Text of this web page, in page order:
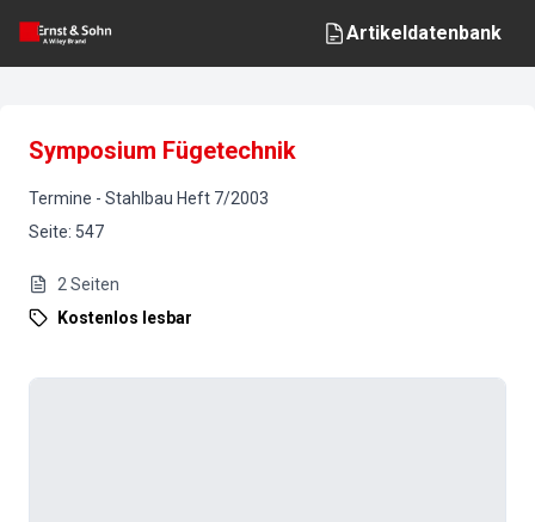
Artikeldatenbank
Symposium Fügetechnik
Termine - Stahlbau Heft 7/2003
Seite: 547
2 Seiten
Kostenlos lesbar